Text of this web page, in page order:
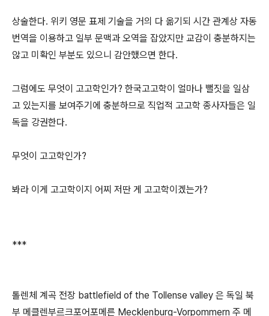
상술한다. 위키 영문 표제 기술을 거의 다 옮기되 시간 관계상 자동
번역을 이용하고 일부 문맥과 오역을 잡았지만 교감이 충분하지는
않고 미확인 부분도 있으니 감안했으면 한다.
그럼에도 무엇이 고고학인가? 한국고고학이 얼마나 뻘짓을 일삼
고 있는지를 보여주기에 충분하므로 직업적 고고학 종사자들은 일
독을 강권한다.
무엇이 고고학인가?
봐라 이게 고고학이지 어찌 저딴 게 고고학이겠는가?
***
톨렌체 계곡 전장 battlefield of the Tollense valley 은 독일 북
부 메클렌부르크포어포메른 Mecklenburg-Vorpommern 주 메